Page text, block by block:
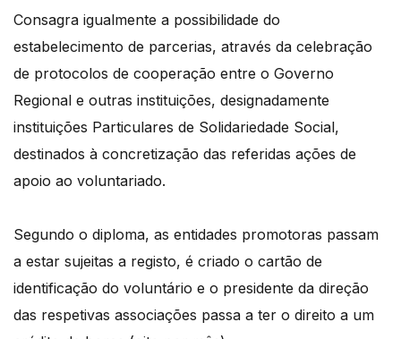
Consagra igualmente a possibilidade do
estabelecimento de parcerias, através da celebração
de protocolos de cooperação entre o Governo
Regional e outras instituições, designadamente
instituições Particulares de Solidariedade Social,
destinados à concretização das referidas ações de
apoio ao voluntariado.
Segundo o diploma, as entidades promotoras passam
a estar sujeitas a registo, é criado o cartão de
identificação do voluntário e o presidente da direção
das respetivas associações passa a ter o direito a um